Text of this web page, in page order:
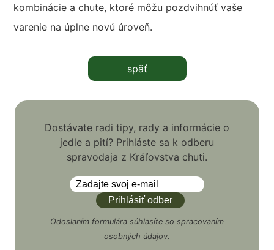
kombinácie a chute, ktoré môžu pozdvihnúť vaše
varenie na úplne novú úroveň.
späť
Dostávate radi tipy, rady a informácie o
jedle a pití? Prihláste sa k odberu
spravodaja z Kráľovstva chuti.
Odoslaním formulára súhlasíte so spracovaním
osobných údajov.